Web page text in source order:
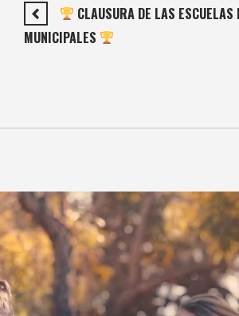
CLAUSURA DE LAS ESCUELAS
MUNICIPALES